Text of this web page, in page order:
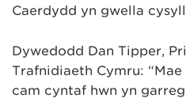
Caerdydd yn gwella
Dywedodd Dan Tipper,
Trafnidiaeth Cymru:
cam cyntaf hwn yn